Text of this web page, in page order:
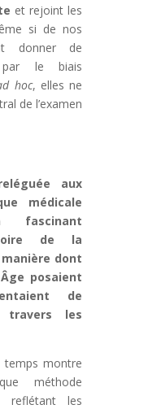
et rejoint les
si de nos
donner de
par le biais
hoc, elles ne
de l’examen
aux
médicale
fascinant
de la
dont
posaient
de
les
temps montre
méthode
reflétant les